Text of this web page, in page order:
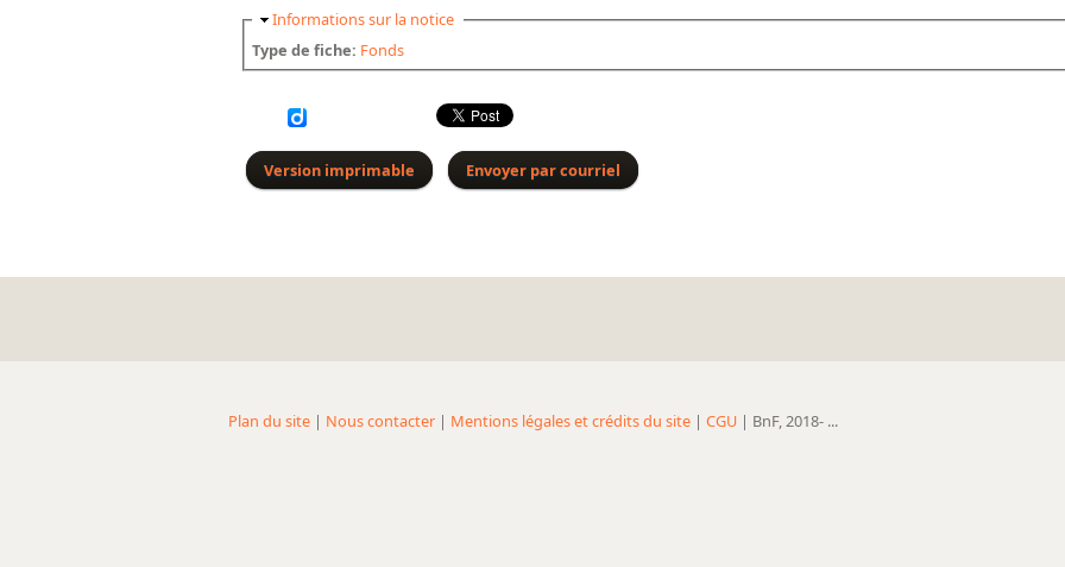
Masquer
Informations sur la notice
Type de fiche: Fonds
Version imprimable Envoyer par courriel
Plan du site | Nous contacter | Mentions légales et crédits du site | CGU | BnF, 2018- ...